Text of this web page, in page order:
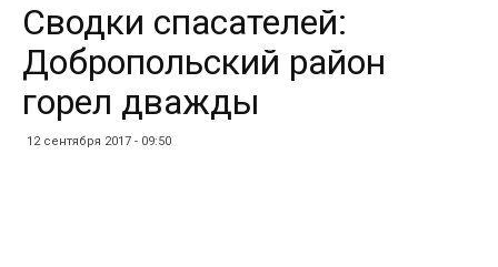
Сводки спасателей:
Добропольский район
горел дважды
12 сентября 2017 - 09:50